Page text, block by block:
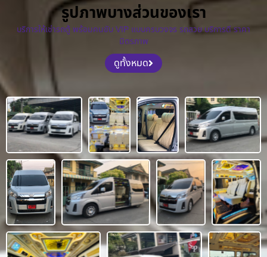
รูปภาพบางส่วนของเรา
บริการให้เช่ารถตู้ พร้อมคนขับ VIP แบบครบวงจร รถสวย บริการดี ราคา
มิตรภาพ
ดูทั้งหมด